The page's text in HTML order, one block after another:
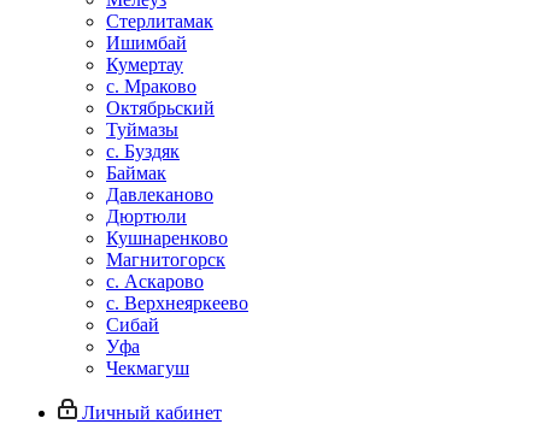
Стерлитамак
Ишимбай
Кумертау
c. Мраково
Октябрьский
Туймазы
c. Буздяк
Баймак
Давлеканово
Дюртюли
Кушнаренково
Магнитогорск
с. Аскарово
с. Верхнеяркеево
Сибай
Уфа
Чекмагуш
Личный кабинет